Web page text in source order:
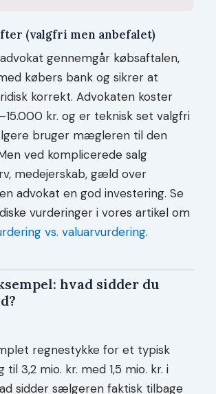
(valgfri men anbefalet)
gennemgår købsaftalen,
købers bank og sikrer at
korrekt. Advokaten koster
kr. og er teknisk set valgfri
bruger mægleren til den
ved komplicerede salg
medejerskab, gæld over
advokat en god investering. Se
vurderinger i vores artikel om
vs. valuarvurdering.
hvad sidder du
regnestykke for et typisk
til 3,2 mio. kr. med 1,5 mio. kr. i
sidder sælgeren faktisk tilbage